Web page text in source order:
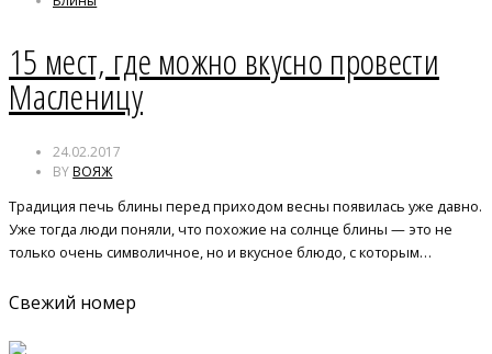
15 мест, где можно вкусно провести
Масленицу
24.02.2017
BYВОЯЖ
Традиция печь блины перед приходом весны появилась уже давно.
Уже тогда люди поняли, что похожие на солнце блины — это не
только очень символичное, но и вкусное блюдо, с которым…
Свежий номер